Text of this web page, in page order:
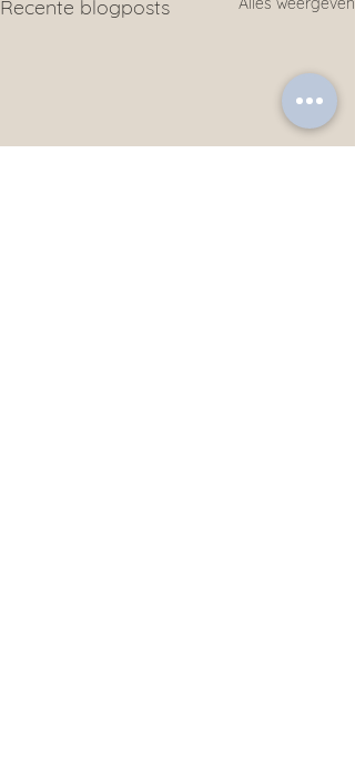
Recente blogposts